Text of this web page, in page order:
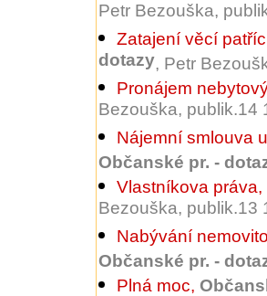
Petr Bezouška,
Zatajení věcí
dotazy, Petr
Pronájem
Bezouška, publik.14
Nájemní smlouva
Občanské pr. -
Vlastníkova práva,
Bezouška, publik.13
Nabývání
Občanské pr. -
Plná moc,